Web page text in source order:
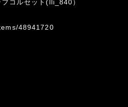
コルセット(lli_840）
48941720